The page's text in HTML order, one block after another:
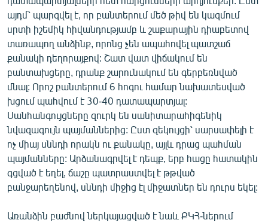
այդմ՝ պարզվել է, որ բանտերում մեծ թիվ են կազմում
սրտի իշեմիկ հիվանդությամբ և շաքարային դիաբետով
տառապող անձինք, որոնց չեն ապահովել պատշաճ
քանակի դեղորայքով: Շատ վատ վիճակում են
բանտախցերը, դրանք շարունակում են գերբեռնված
մնալ: Որոշ բանտերում 6 հոգու համար նախատեսված
խցում պահվում է 30-40 դատապարտյալ:
Սանհանգույցները զուրկ են սանիտարահիգենիկ
նվազագույն պայմաններից: Ըստ զեկույցի՝ սարսափելի է
ոչ միայ սննդի որակն ու քանակը, այլև դրաց պահման
պայմանները: Արձանագրվել է դեպք, երբ հացը հատակին
գցված է եղել, ճաշը պատրաստվել է թթված
բանջարեղենով, սննդի միջից էլ միջատներ են դուրս եկել:
Առանձին բաժնով ներկայացված է նաև ՔԿՀ-ներում